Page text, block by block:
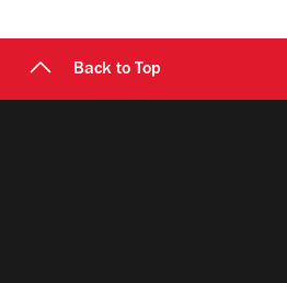
Back to Top